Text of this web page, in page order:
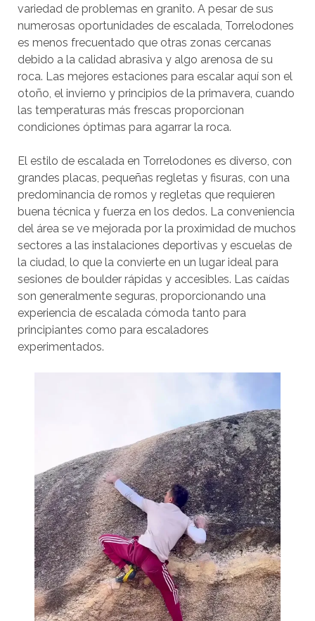
variedad de problemas en granito. A pesar de sus
numerosas oportunidades de escalada, Torrelodones
es menos frecuentado que otras zonas cercanas
debido a la calidad abrasiva y algo arenosa de su
roca. Las mejores estaciones para escalar aquí son el
otoño, el invierno y principios de la primavera, cuando
las temperaturas más frescas proporcionan
condiciones óptimas para agarrar la roca.
El estilo de escalada en Torrelodones es diverso, con
grandes placas, pequeñas regletas y fisuras, con una
predominancia de romos y regletas que requieren
buena técnica y fuerza en los dedos. La conveniencia
del área se ve mejorada por la proximidad de muchos
sectores a las instalaciones deportivas y escuelas de
la ciudad, lo que la convierte en un lugar ideal para
sesiones de boulder rápidas y accesibles. Las caídas
son generalmente seguras, proporcionando una
experiencia de escalada cómoda tanto para
principiantes como para escaladores
experimentados.